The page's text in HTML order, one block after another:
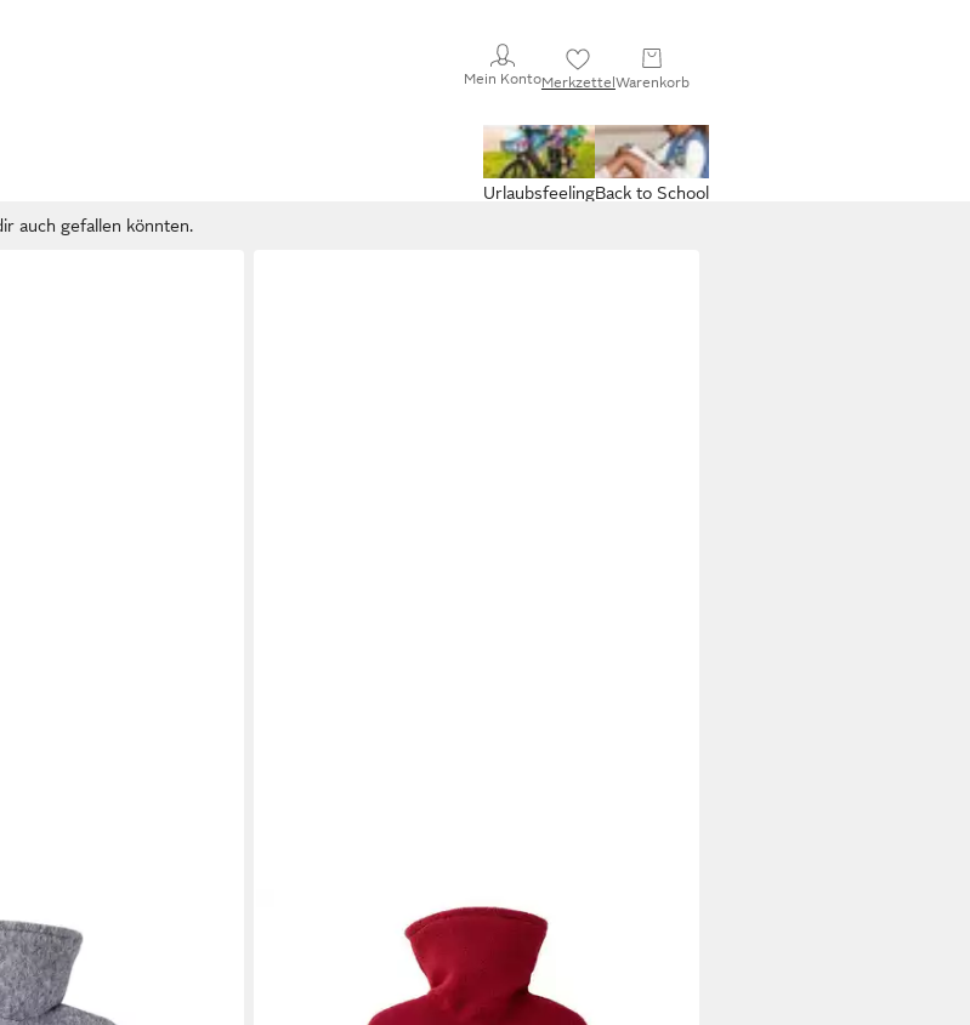
Mein KontoMerkzettelWarenkorb
Back to School
Urlaubsfeeling
auch gefallen könnten.
Klassik 1,8 l mit
in Germany - grau-